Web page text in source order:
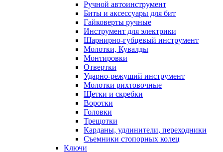
Ручной автоинструмент
Биты и аксессуары для бит
Гайковерты ручные
Инструмент для электрики
Шарнирно-губцевый инструмент
Молотки, Кувалды
Монтировки
Отвертки
Ударно-режуший инструмент
Молотки рихтовочные
Щетки и скребки
Воротки
Головки
Трещотки
Карданы, удлинители, переходники
Съемники стопорных колец
Ключи